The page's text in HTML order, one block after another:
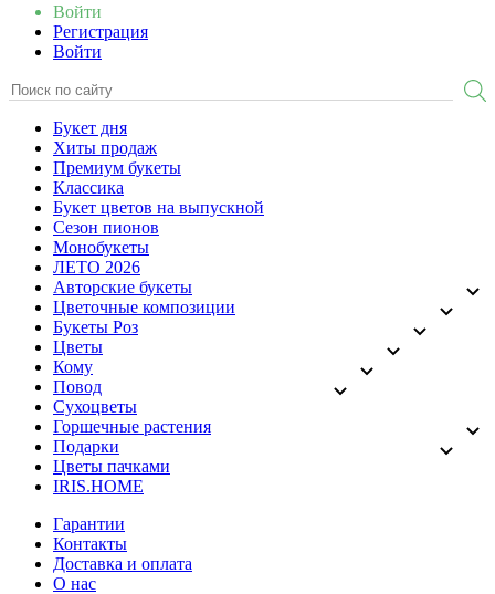
Войти
Регистрация
Войти
Букет дня
Хиты продаж
Премиум букеты
Классика
Букет цветов на выпускной
Сезон пионов
Монобукеты
ЛЕТО 2026
Авторские букеты
Цветочные композиции
Букеты Роз
Цветы
Кому
Повод
Сухоцветы
Горшечные растения
Подарки
Цветы пачками
IRIS.HOME
Гарантии
Контакты
Доставка и оплата
О нас